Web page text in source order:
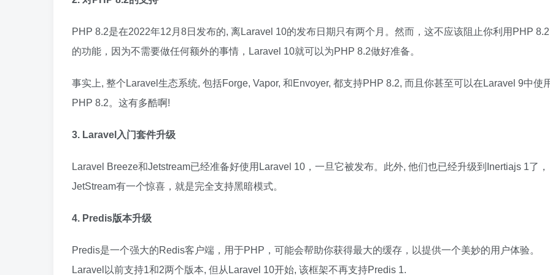
PHP 8.2是在2022年12月8日发布的, 离Laravel 10的发布日期只有两个月。然而，这不应该阻止你利用PHP 8.2
的功能，因为不需要做任何额外的事情，Laravel 10就可以为PHP 8.2做好准备。
事实上, 整个Laravel生态系统, 包括Forge, Vapor, 和Envoyer, 都支持PHP 8.2, 而且你甚至可以在Laravel 9中使
PHP 8.2。这有多酷啊!
3. Laravel入门套件升级
Laravel Breeze和Jetstream已经准备好使用Laravel 10，一旦它被发布。此外, 他们也已经升级到Inertiajs 1了，
JetStream有一个惊喜，就是完全支持黑暗模式。
4. Predis版本升级
Predis是一个强大的Redis客户端，用于PHP，可能会帮助你获得最大的缓存，以提供一个美妙的用户体验。
Laravel以前支持1和2两个版本, 但从Laravel 10开始, 该框架不再支持Predis 1.